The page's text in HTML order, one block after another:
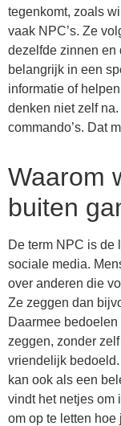
tegenkomt, zoals
vaak NPC’s. Ze
dezelfde zinnen en
belangrijk in een
informatie of
denken niet zelf
commando’s. Dat
Waarom
buiten
De term NPC is de
sociale media.
over anderen die
Ze zeggen dan
Daarmee
zeggen, zonder
vriendelijk
kan ook als een
vindt het netjes om
om op te letten hoe